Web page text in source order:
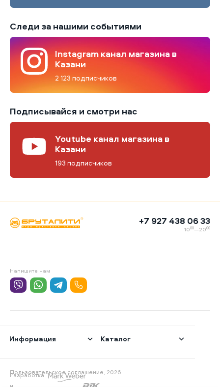
Следи за нашими событиями
Instagram канал магазина в
Казани
2 123 подписчиков
Подписывайся и смотри нас
Youtube канал магазина в
Казани
193 подписчиков
Пользовательское соглашение, 2026
Информация Каталог
+7 927 438 06 33
1000—2000
Напишите нам
Разработка